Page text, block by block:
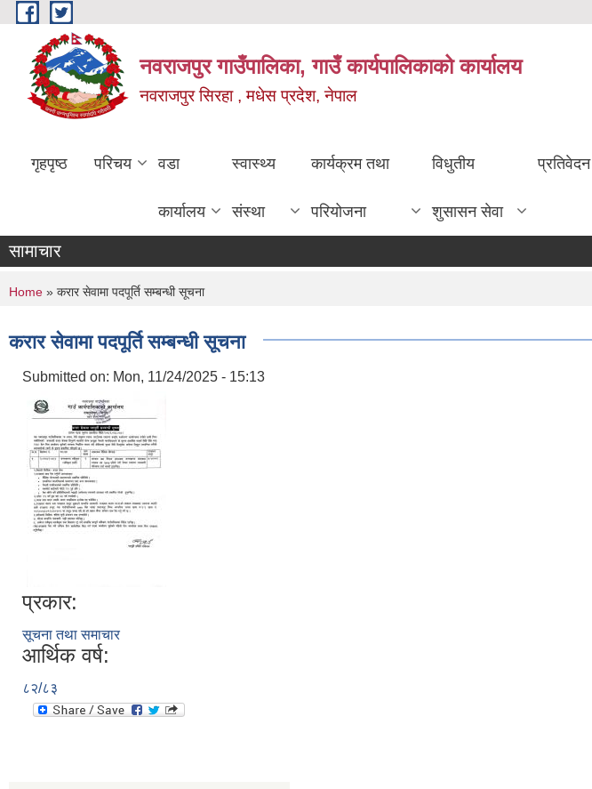
Skip to main content
नवराजपुर गाउँपालिका, गाउँ कार्यपालिकाको कार्यालय
नवराजपुर सिरहा , मधेस प्रदेश, नेपाल
गृहपृष्ठ परिचय वडा
कार्यालय
स्वास्थ्य
संस्था
कार्यक्रम तथा
परियोजना
विधुतीय
शुसासन सेवा
प्रतिवेदन
सामाचार
You are here
Home » करार सेवामा पदपूर्ति सम्बन्धी सूचना
करार सेवामा पदपूर्ति सम्बन्धी सूचना
Submitted on: Mon, 11/24/2025 - 15:13
प्रकार:
सूचना तथा समाचार
आर्थिक वर्ष:
८२/८३